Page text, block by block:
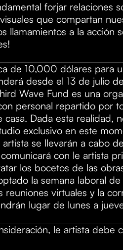
forjar relaciones
que compartan
llamamientos a la acción
de 10,000 dólares para
desde el 13 de julio
Wave Fund es una
personal repartido por
Dada esta realidad,
exclusivo en este
se llevarán a cabo
con le artista
los bocetos de las
la semana laboral
reuniones virtuales y la
lugar de lunes a
le artista debe